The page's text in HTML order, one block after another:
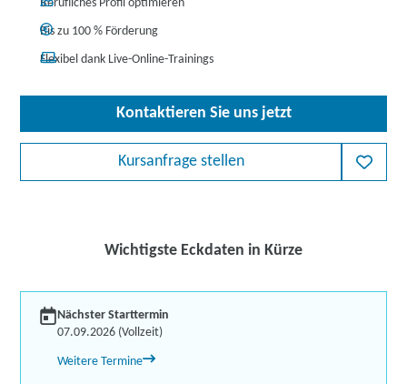
Berufliches Profil optimieren
Bis zu 100 % Förderung
Flexibel dank Live-Online-Trainings
Kontaktieren Sie uns jetzt
Kursanfrage stellen
Wichtigste Eckdaten in Kürze
Nächster Starttermin
07.09.2026 (Vollzeit)
Weitere Termine